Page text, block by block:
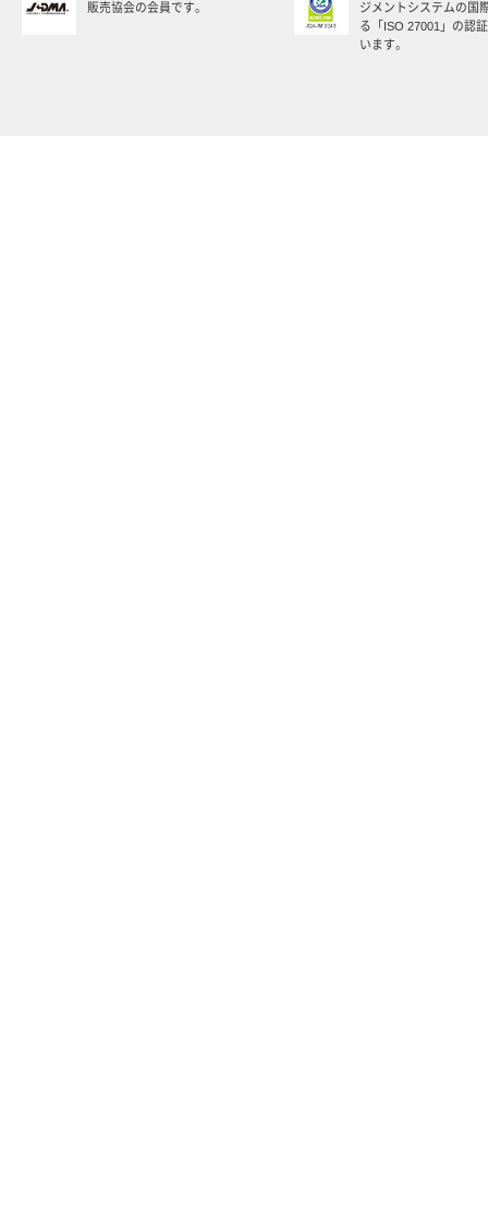
販売協会の会員です。
ジメントシステムの国
る「ISO 27001」の認
います。